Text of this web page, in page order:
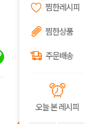
찜한레시피
찜한상품
주문배송
오늘 본 레시피